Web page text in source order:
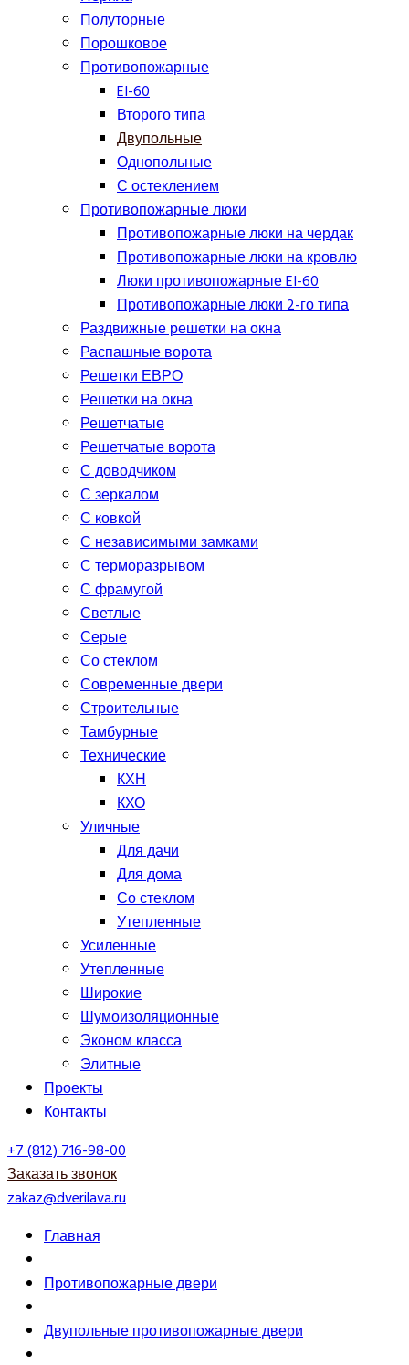
Полуторные
Порошковое
Противопожарные
EI-60
Второго типа
Двупольные
Однопольные
С остеклением
Противопожарные люки
Противопожарные люки на чердак
Противопожарные люки на кровлю
Люки противопожарные EI-60
Противопожарные люки 2-го типа
Раздвижные решетки на окна
Распашные ворота
Решетки ЕВРО
Решетки на окна
Решетчатые
Решетчатые ворота
С доводчиком
С зеркалом
С ковкой
С независимыми замками
С терморазрывом
С фрамугой
Светлые
Серые
Со стеклом
Современные двери
Строительные
Тамбурные
Технические
КХН
КХО
Уличные
Для дачи
Для дома
Со стеклом
Утепленные
Усиленные
Утепленные
Широкие
Шумоизоляционные
Эконом класса
Элитные
Проекты
Контакты
+7 (812) 716-98-00
Заказать звонок
zakaz@dverilava.ru
Главная
Противопожарные двери
Двупольные противопожарные двери